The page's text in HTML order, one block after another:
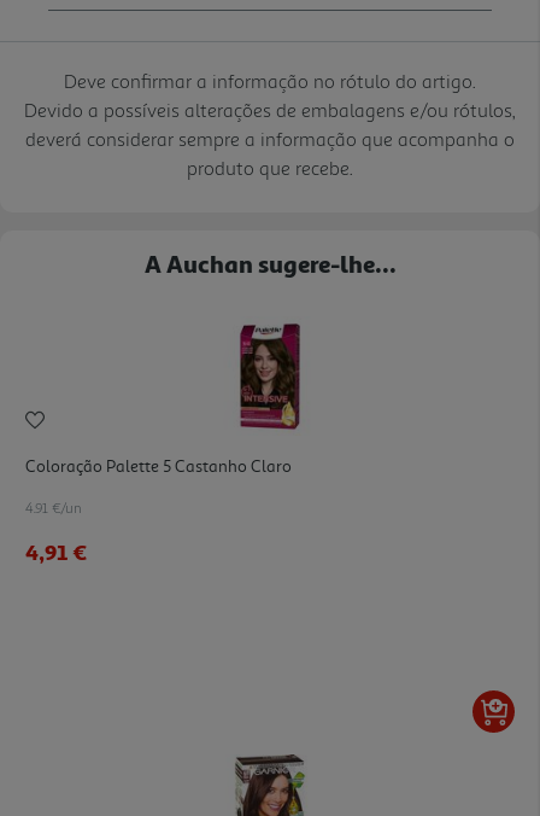
Deve confirmar a informação no rótulo do artigo.
Devido a possíveis alterações de embalagens e/ou rótulos,
deverá considerar sempre a informação que acompanha o
produto que recebe.
A Auchan sugere-lhe...
Coloração Palette 5 Castanho Claro
4.91 €/un
4,91 €